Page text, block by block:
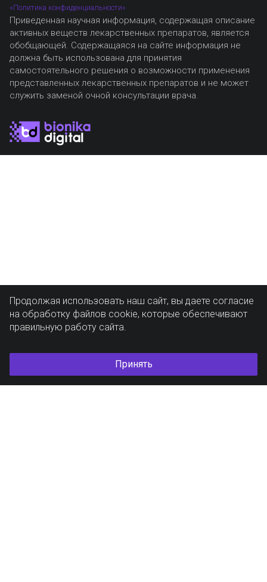
«Политика конфиденциальности»
Приведенная научная информация, содержащая описание
активных веществ лекарственных препаратов, является
обобщающей. Содержащаяся на сайте информация не
должна быть использована для принятия
самостоятельного решения о возможности применения
представленных лекарственных препаратов и не может
служить заменой очной консультации врача.
Продолжая использовать наш сайт, вы даете согласие
на обработку файлов cookie, которые обеспечивают
правильную работу сайта.
Принять